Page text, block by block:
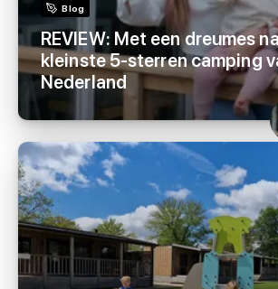
Blog
REVIEW: Met een dreumes
kleinste 5-sterren camping
Nederland